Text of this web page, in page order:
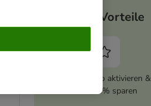
Deine Vorteile
zooplus Abo aktivieren &
immer 5% sparen